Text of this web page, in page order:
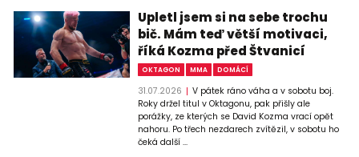
Upletl jsem si na sebe trochu
bič. Mám teď větší motivaci,
říká Kozma před Štvanicí
OKTAGON MMA DOMÁCÍ
31.07.2026
V pátek ráno váha a v sobotu boj.
Roky držel titul v Oktagonu, pak přišly ale
porážky, ze kterých se David Kozma vrací opět
nahoru. Po třech nezdarech zvítězil, v sobotu ho
čeká další ...